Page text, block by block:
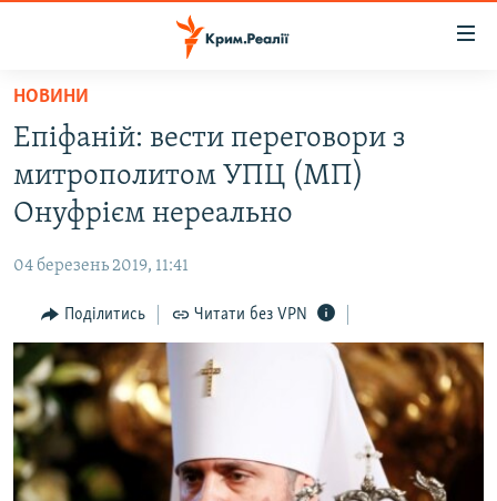
Перейти
основного
матеріалу
Перейти
до
основної
навігації
Перейти
до
пошуку
НОВИНИ
ВОДА.КРИМ
ВІДЕО ТА ФОТО
БЛОГИ
ПОГЛЯД
ІНТЕРВ'Ю
ВСЕ ЗА ДЕНЬ
СПЕЦПРОЕКТИ
ДЕПОРТАЦІЯ
ЯК ОБІЙТИ БЛОКУВАННЯ
НОВИНИ
Епіфаній: вести переговори з
митрополитом УПЦ (МП)
Онуфрієм нереально
04 березень 2019, 11:41
Поділитись Читати без VPN